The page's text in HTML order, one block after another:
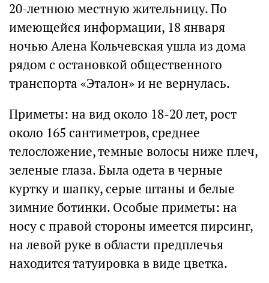
20-летнюю местную жительницу. По
имеющейся информации, 18 января
ночью Алена Кольчевская ушла из дома
рядом с остановкой общественного
транспорта «Эталон» и не вернулась.
Приметы: на вид около 18-20 лет, рост
около 165 сантиметров, среднее
телосложение, темные волосы ниже плеч,
зеленые глаза. Была одета в черные
куртку и шапку, серые штаны и белые
зимние ботинки. Особые приметы: на
носу с правой стороны имеется пирсинг,
на левой руке в области предплечья
находится татуировка в виде цветка.